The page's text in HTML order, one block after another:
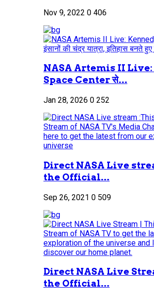
Nov 9, 2022 0 406
NASA Artemis II
Space Center से...
Jan 28, 2026 0 252
Direct NASA Live
the Official...
Sep 26, 2021 0 509
Direct NASA Live
the Official...